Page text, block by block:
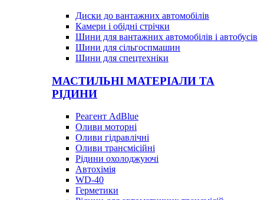
Диски до вантажних автомобілів
Камери і обідні стрічки
Шини для вантажних автомобілів і автобусів
Шини для сільгоспмашин
Шини для спецтехніки
МАСТИЛЬНІ МАТЕРІАЛИ ТА
РІДИНИ
Реагент AdBlue
Оливи моторні
Оливи гідравлічні
Оливи трансмісійні
Рідини охолоджуючі
Автохімія
WD-40
Герметики